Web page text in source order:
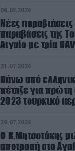
06.08.2026
Νέες παραβιάσεις
παραβάσεις της
Αιγαίο με τρία UAV
31.07.2026
Πάνω από
πέταξε για
2023 τουρκικό
29.07.2026
Ο Κ.Μητσοτάκης
αποτροπή στο